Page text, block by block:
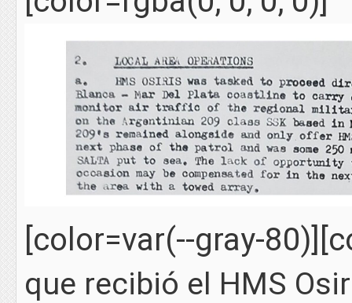
[color=var(--gray-
que recibió el HMS